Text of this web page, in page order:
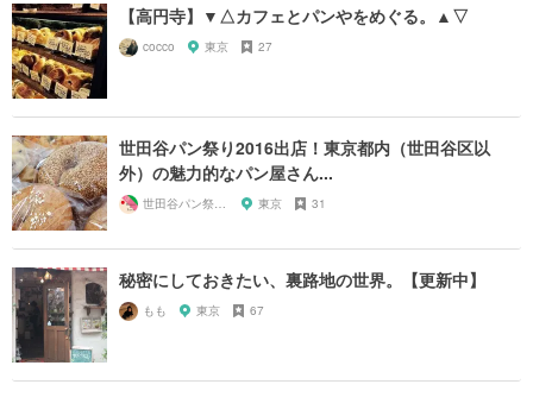
【高円寺】▼△カフェとパンやをめぐる。▲▽
cocco 東京 27
世田谷パン祭り2016出店！東京都内（世田谷区以
外）の魅力的なパン屋さん...
東京 31
秘密にしておきたい、裏路地の世界。【更新中】
もも 東京 67